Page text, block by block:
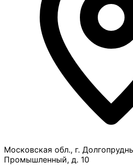
Московская обл., г.
Промышленный, д. 10